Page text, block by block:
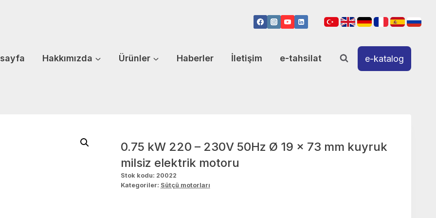
Hakkımızda Ürünler Haberler İletişim e-tahsilat e-katalog
0.75 kW 220 – 230V 50Hz Ø 19 x 73 mm kuyruk
milsiz elektrik motoru
Stok kodu: 20022
Kategoriler: Sütçü motorları